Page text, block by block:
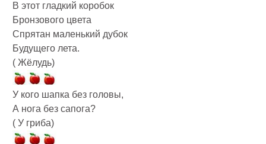
В этот гладкий коробок
Бронзового цвета
Спрятан маленький дубок
Будущего лета.
( Жёлудь)
У кого шапка без головы,
А нога без сапога?
( У гриба)